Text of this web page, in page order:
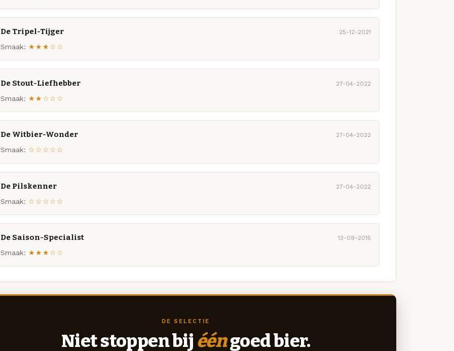
De Tripel-Tijger 25-12-2021
Smaak: ★★★☆☆
De Stout-Liefhebber 27-04-2022
Smaak: ★★☆☆☆
De Witbier-Wonder 27-04-2022
Smaak: ☆☆☆☆☆
De Pilskenner 27-04-2022
Smaak: ☆☆☆☆☆
De Saison-Specialist 13-09-2015
Smaak: ★★★☆☆
DE SELECTIE
Niet stoppen bij ééngoed bier.